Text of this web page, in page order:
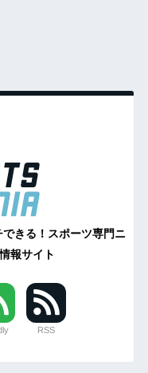
きる！スポーツ専門ニ
報サイト
RSS